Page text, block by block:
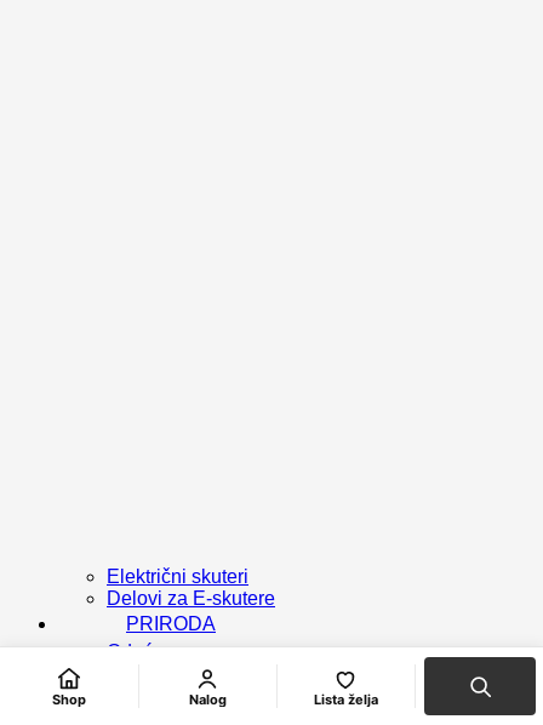
Električni skuteri
Delovi za E-skutere
PRIRODA
Odeća
Odeća casual
Shop Nalog Lista želja